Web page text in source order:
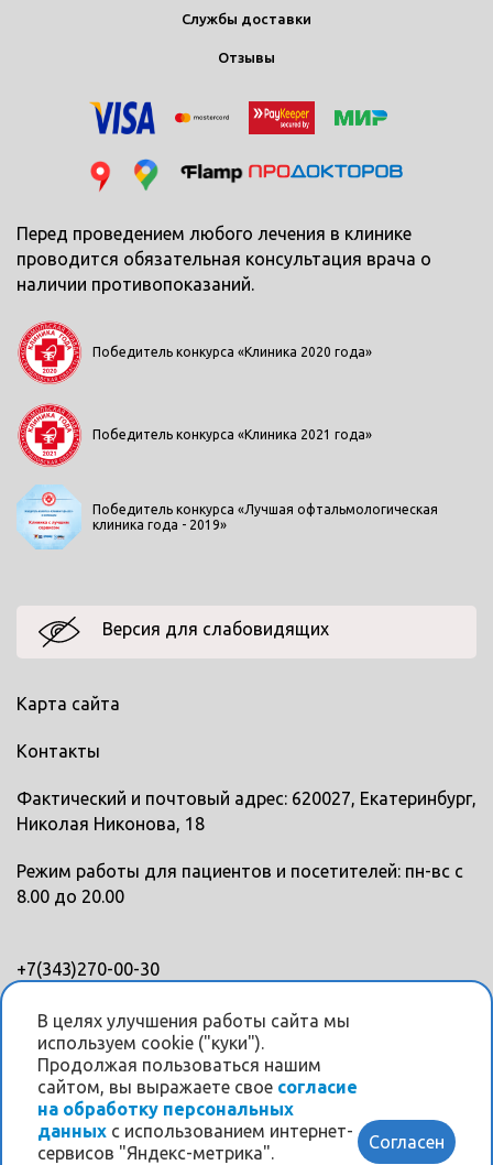
В целях улучшения работы сайта мы
используем cookie ("куки").
Продолжая пользоваться нашим
сайтом, вы выражаете свое согласие
на обработку персональных
данных с использованием интернет-
сервисов "Яндекс-метрика".
Согласен
Службы доставки
Отзывы
Перед проведением любого лечения в клинике
проводится обязательная консультация врача о
наличии противопоказаний.
Победитель конкурса «Клиника 2020 года»
Победитель конкурса «Клиника 2021 года»
Победитель конкурса «Лучшая офтальмологическая
клиника года - 2019»
Версия для слабовидящих
Карта сайта
Контакты
Фактический и почтовый адрес: 620027, Екатеринбург,
Николая Никонова, 18
Режим работы для пациентов и посетителей: пн-вс с
8.00 до 20.00
+7(343)270-00-30
Мы в соцсетях